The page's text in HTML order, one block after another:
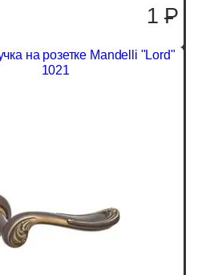
1P
на розетке Mandelli "Lord"
1021